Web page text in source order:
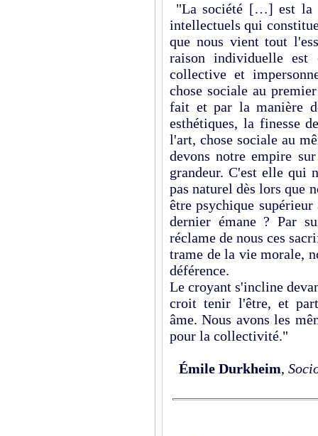
"La société […] est la
intellectuels qui
que nous vient tout
raison indivi­duelle
collective et
chose sociale au
fait et par la manière
esthétiques, la finesse
l'art, chose sociale au
devons notre empire
grandeur. C'est elle qui
pas naturel dès lors que
être psychique
dernier émane ? Par
réclame de nous ces
trame de la vie morale,
déférence.
Le croyant s'incline
croit tenir l'être, et
âme. Nous avons les
pour la collectivité."
Émile Durkheim,